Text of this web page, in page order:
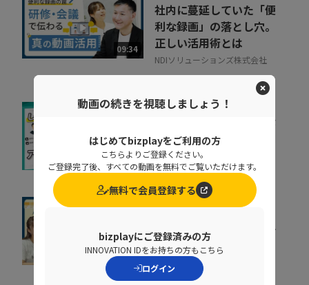
09:34
社内に蔓延していた「便
利な録画」の落とし穴。
正しい活用術とは
NDIソリューションズ株式会社
07:34
増え続けるID、見きれな
い管理が事故を生む理由
株式会社インターネットイニシ
アティブ
10:40
も時間もかけずに売上げ
を即上げする裏技【...
株式会社ラクーンフィナンシャ
ル
動画の続きを視聴しましょう！
はじめてbizplayをご利用の方
こちらよりご登録ください。
ご登録完了後、すべての動画を無料でご覧いただけます。
無料で会員登録する
bizplayにご登録済みの方
INNOVATION IDをお持ちの方もこちら
ログイン